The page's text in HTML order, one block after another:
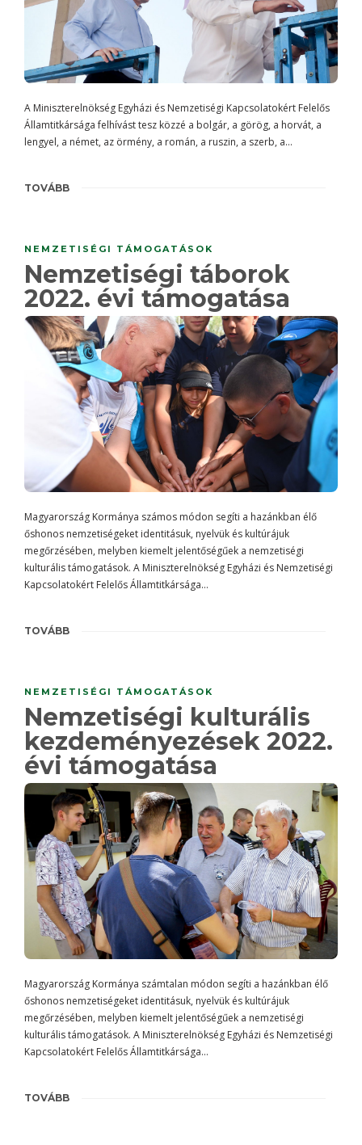
A Miniszterelnökség Egyházi és Nemzetiségi Kapcsolatokért Felelős
Államtitkársága felhívást tesz közzé a bolgár, a görög, a horvát, a
lengyel, a német, az örmény, a román, a ruszin, a szerb, a…
TOVÁBB
NEMZETISÉGI TÁMOGATÁSOK
Nemzetiségi táborok
2022. évi támogatása
Magyarország Kormánya számos módon segíti a hazánkban élő
őshonos nemzetiségeket identitásuk, nyelvük és kultúrájuk
megőrzésében, melyben kiemelt jelentőségűek a nemzetiségi
kulturális támogatások. A Miniszterelnökség Egyházi és Nemzetiségi
Kapcsolatokért Felelős Államtitkársága…
TOVÁBB
NEMZETISÉGI TÁMOGATÁSOK
Nemzetiségi kulturális
kezdeményezések 2022.
évi támogatása
Magyarország Kormánya számtalan módon segíti a hazánkban élő
őshonos nemzetiségeket identitásuk, nyelvük és kultúrájuk
megőrzésében, melyben kiemelt jelentőségűek a nemzetiségi
kulturális támogatások. A Miniszterelnökség Egyházi és Nemzetiségi
Kapcsolatokért Felelős Államtitkársága…
TOVÁBB